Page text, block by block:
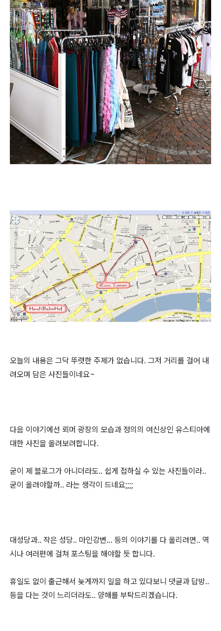
오늘의 내용은 그닥 뚜렷한 주제가 없습니다. 그저 거리를 걸어 내
려오며 담은 사진들이네요~
다음 이야기에선 뢰머 광장의 모습과 정의의 여신상인 유스티아에
대한 사진을 올려보려합니다.
굳이 제 블로그가 아니더라도.. 쉽게 접하실 수 있는 사진들이라..
굳이 올려야할까.. 라는 생각이 드네요;;;;
대성당과.. 작은 성당.. 마인강변... 등의 이야기를 다 올리려면.. 역
시나 여러편에 걸쳐 포스팅을 해야할 듯 합니다.
휴일도 없이 출근해서 늦게까지 일을 하고 있다보니 댓글과 답방..
등을 다는 것이 느리더라도.. 양해를 부탁드리겠습니다.